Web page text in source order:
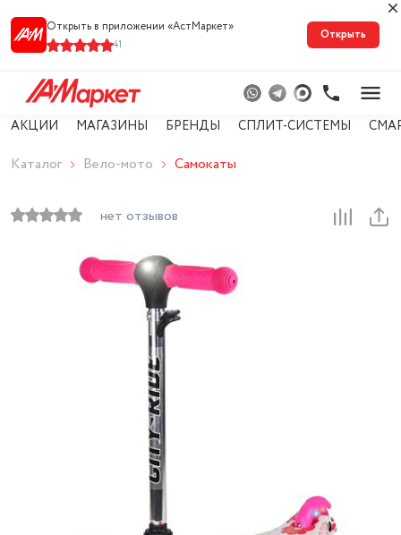
Открыть в приложении «АстМарке‪т‬»
41
Открыть
АКЦИИ МАГАЗИНЫ БРЕНДЫ СПЛИТ-СИСТЕМЫ
Каталог Вело-мото Самокаты
нет отзывов